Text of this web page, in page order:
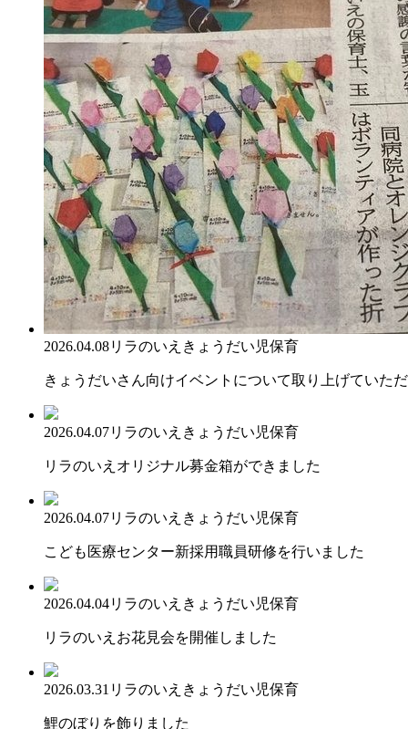
2026.04.08リラのいえ きょうだい児保育
きょうだいさん向けイベントについて取り上げていた
2026.04.07リラのいえ きょうだい児保育
リラのいえオリジナル募金箱ができました
2026.04.07リラのいえ きょうだい児保育
こども医療センター新採用職員研修を行いました
2026.04.04リラのいえ きょうだい児保育
リラのいえお花見会を開催しました
2026.03.31 リラのいえ きょうだい児保育
鯉のぼりを飾りました